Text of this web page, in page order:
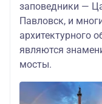
заповедники —
Павловск, и
архитектурного
являются
мосты.